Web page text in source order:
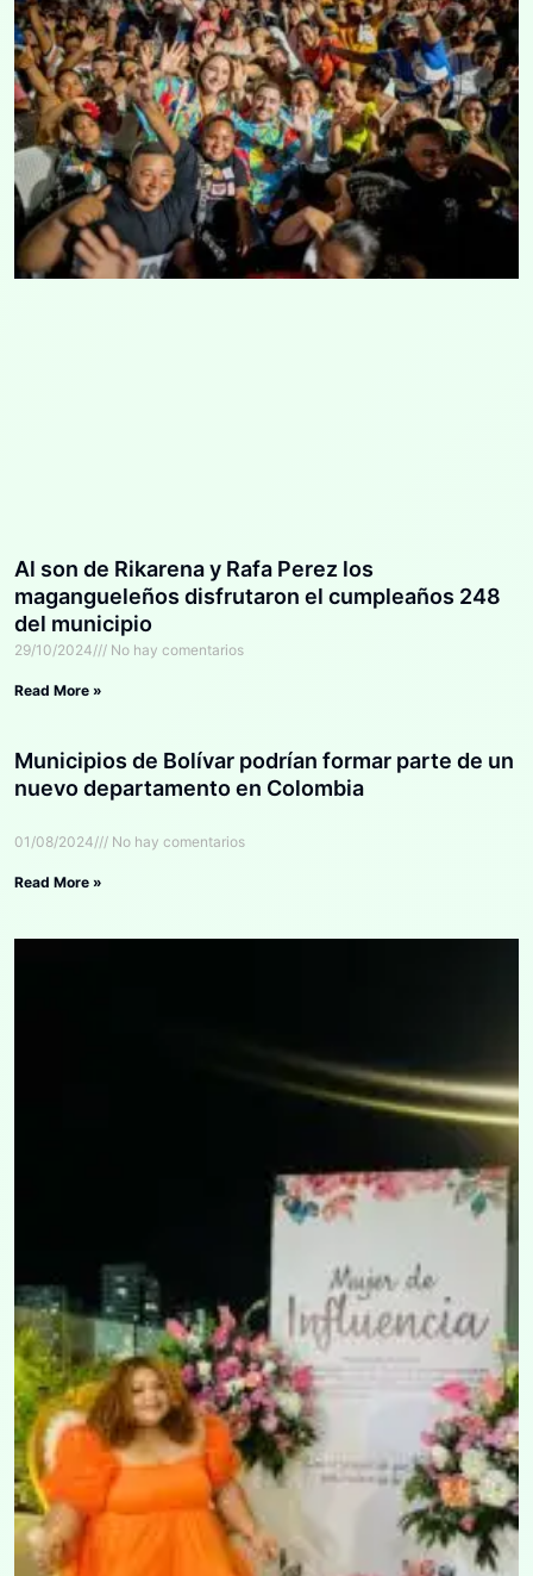
Al son de Rikarena y Rafa Perez los
magangueleños disfrutaron el cumpleaños 248
del municipio
29/10/2024 No hay comentarios
Read More »
Municipios de Bolívar podrían formar parte de un
nuevo departamento en Colombia
01/08/2024 No hay comentarios
Read More »